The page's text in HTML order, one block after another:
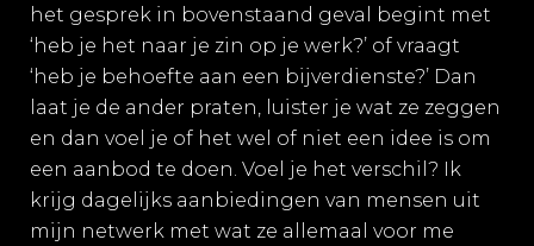
het gesprek in bovenstaand geval begint met
‘heb je het naar je zin op je werk?’ of vraagt
‘heb je behoefte aan een bijverdienste?’ Dan
laat je de ander praten, luister je wat ze zeggen
en dan voel je of het wel of niet een idee is om
een aanbod te doen. Voel je het verschil? Ik
krijg dagelijks aanbiedingen van mensen uit
mijn netwerk met wat ze allemaal voor me